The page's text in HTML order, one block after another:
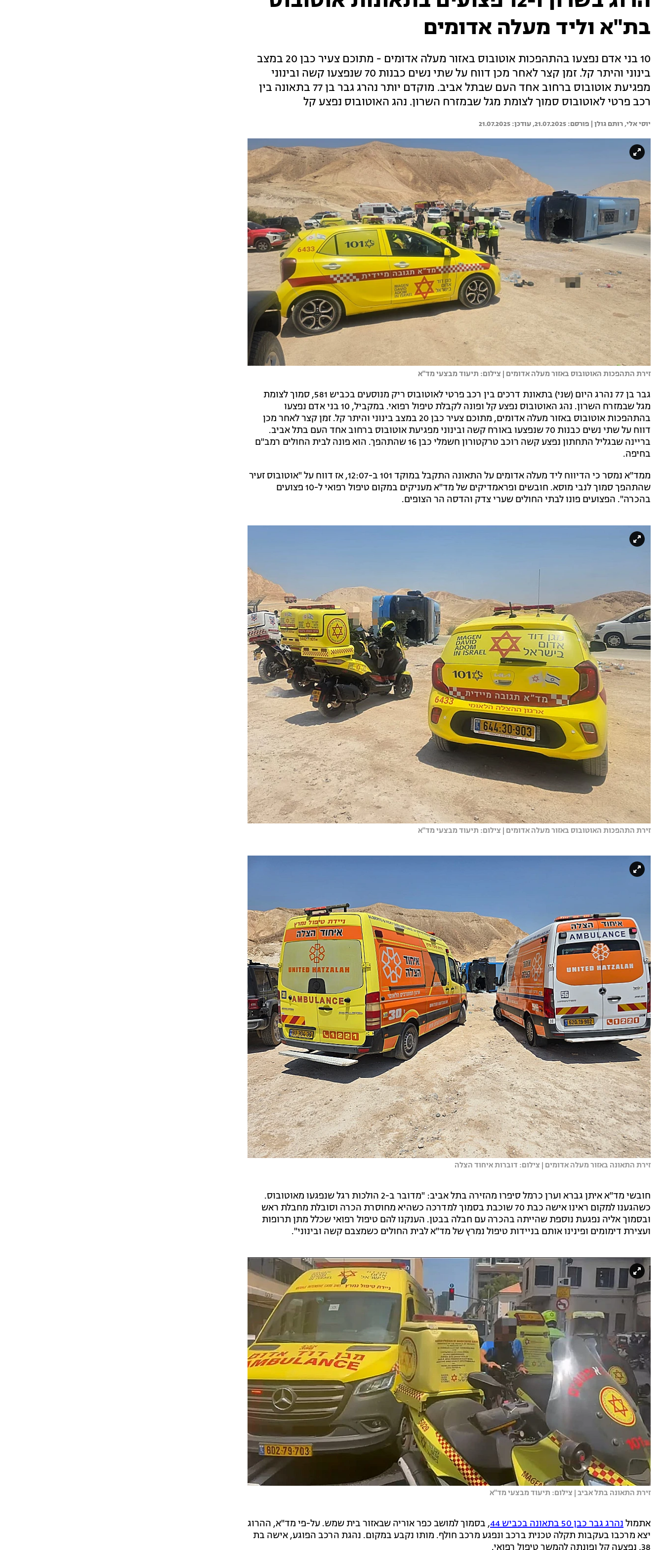
בת"א וליד מעלה אדומים
10 בני אדם נפצעו בהתהפכות אוטובוס באזור מעלה אדומים - מתוכם צעיר כבן 20 במצב
בינוני והיתר קל. זמן קצר לאחר מכן דווח על שתי נשים כבנות 70 שנפצעו קשה ובינוני
מפגיעת אוטובוס ברחוב אחד העם שבתל אביב. מוקדם יותר נהרג גבר בן 77 בתאונה בין
רכב פרטי לאוטובוס סמוך לצומת מגל שבמזרח השרון. נהג האוטובוס נפצע קל
יוסי אלי, רותם גולן | 21.07.2025
21.07.2025
זירת התהפכות האוטובוס באזור מעלה אדומים | צילום: תיעוד מבצעי מד"א
גבר בן 77 נהרג היום (שני) בתאונת דרכים בין רכב פרטי לאוטובוס ריק מנוסעים בכביש 581, סמוך לצומת
מגל שבמזרח השרון. נהג האוטובוס נפצע קל ופונה לקבלת טיפול רפואי. במקביל, 10 בני אדם נפצעו
בהתהפכות אוטובוס באזור מעלה אדומים, מתוכם צעיר כבן 20 במצב בינוני והיתר קל. זמן קצר לאחר מכן
דווח על שתי נשים כבנות 70 שנפצעו באורח קשה ובינוני מפגיעת אוטובוס ברחוב אחד העם בתל אביב.
בריינה שבגליל התחתון נפצע קשה רוכב טרקטורון חשמלי כבן 16 שהתהפך. הוא פונה לבית החולים רמב"ם
בחיפה.
ממד"א נמסר כי הדיווח ליד מעלה אדומים על התאונה התקבל במוקד 101 ב-12:07, אז דווח על "אוטובוס זעיר
שהתהפך סמוך לנבי מוסא. חובשים ופראמדיקים של מד"א מעניקים במקום טיפול רפואי ל-10 פצועים
בהכרה". הפצועים פונו לבתי החולים שערי צדק והדסה הר הצופים.
זירת התהפכות האוטובוס באזור מעלה אדומים | צילום: תיעוד מבצעי מד"א
זירת התאונה באזור מעלה אדומים | צילום: דוברות איחוד הצלה
חובשי מד"א איתן גברא וערן כרמל סיפרו מהזירה בתל אביב: "מדובר ב-2 הולכות רגל שנפגעו מאוטובוס.
כשהגענו למקום ראינו אישה כבת 70 שוכבת בסמוך למדרכה כשהיא מחוסרת הכרה וסובלת מחבלת ראש
ובסמוך אליה נפגעת נוספת שהייתה בהכרה עם חבלה בבטן. הענקנו להם טיפול רפואי שכלל מתן תרופות
ועצירת דימומים ופינינו אותם בניידות טיפול נמרץ של מד"א לבית החולים כשמצבם קשה ובינוני".
זירת התאונה בתל אביב | צילום: תיעוד מבצעי מד"א
אתמול נהרג גבר כבן 50 בתאונה בכביש 44
, בסמוך למושב כפר אוריה שבאזור בית שמש. על-פי מד"א, ההרוג
יצא מרכבו בעקבות תקלה טכנית ברכב ונפגע מרכב חולף. מותו נקבע במקום. נהגת הרכב הפוגע, אישה בת
38, נפצעה קל ופונתה להמשך טיפול רפואי.